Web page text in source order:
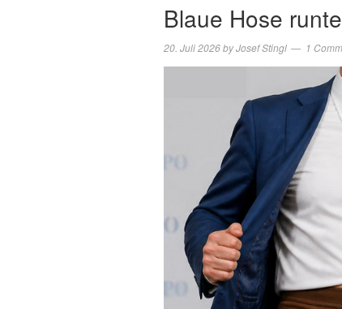
Blaue Hose
20. Juli 2026byJosef Stingl 1